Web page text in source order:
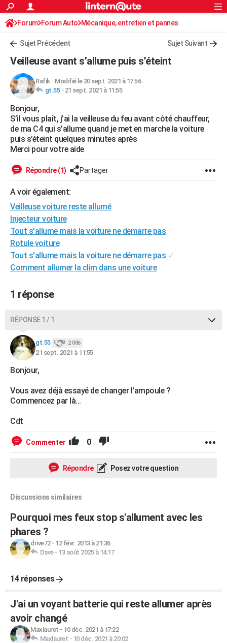
ACTUALITÉS
Politique
Société
Faits Divers
Education
Monde
Villes
+
FINANCE
Retraite
Impôts
Epargne
Immobilier
Risques naturels par ville
Banque
Assurance
Crédit
AUTO
Essais
Réserver un essai
Citadines
Berlines
SUV
Forum auto
+HIGH-TECH
Mobiles
Meilleur smartphone
Internet
Ordinateurs
Jeux vidéo
Guide high-tech
+BRICOLAGE
Forum
Aménagement intérieur
Extérieur
Cuisine
Salle de bains
Jardinage
Rangement
Guides de France
Escapades
Patrimoine
Expositions
Musées
Week-end nature
Art de vivre
Bien-être
Loisirs
Mode
Modes de vie
Alimentation
Guide de la santé
Maladies
Médicaments
Sommeil
VOYAGE
PHOTO
GUIDES D'ACHAT
CARTE DE VOEUX
Carte de Noël
Carte Bonne année
Carte Saint-Valentin
Carte Pâques
Carte d'anniversaire
DICTIONNAIRE
Dictionnaire
Biographies
Citations
Expressions
Proverbes
PROGRAMME TV
FORUM
Bricolage
Lifestyle
Culture
Sport
Auto
Television
Voyage
Cinema
Rechercher
S'inscrire
Connexion
Forum Forum Auto Mécanique, entretien et pannes
Sujet Précédent Sujet Suivant
Veilleuse avant s’allume puis s’éteint
Rafik- Modifié le 20 sept. 2021 à 17:56
gt.55- 21 sept. 2021 à 11:55
Bonjour,
S’il vous plaît, j’ai la veilleuse du feu avant côté chauffeur,
de ma C4 qui s’allume quand je met en marche la voiture
puis s’éteint quelques minutes après
Merci pour votre aide
Répondre (1) Partager
A voir également:
Veilleuse voiture reste allumé
Injecteur voiture
Tout s'allume mais la voiture ne demarre pas
Rotule voiture
Tout s'allume mais la voiture ne démarre pas ✓
Comment allumer la clim dans une voiture
1 réponse
RÉPONSE 1 / 1
gt.55 2 086
21 sept. 2021 à 11:55
Bonjour,
Vous avez déjà essayé de changer l'ampoule ?
Commencez par là...
Cdt
Commenter 0
Répondre Posez votre question
Discussions similaires
Pourquoi mes feux stop s'allument avec les
phares ?
drive72- 12 févr. 2013 à 21:36
Dave- 13 août 2025 à 14:17
14 réponses
J'ai un voyant batterie qui reste allumer après
avoir changé
Maxlauret - 10 déc. 2021 à 17:22
Maxlauret - 10 déc. 2021 à 20:02